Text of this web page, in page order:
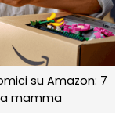
su Amazon: 7
mamma